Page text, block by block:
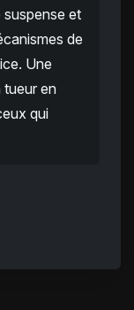
suspense et
de
Une
tueur en
qui